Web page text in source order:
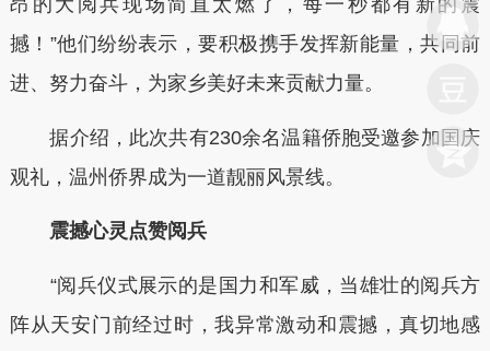
昂的大阅兵现场简直太燃了，每一秒都有新的震
撼！”他们纷纷表示，要积极携手发挥新能量，共同前
进、努力奋斗，为家乡美好未来贡献力量。
据介绍，此次共有230余名温籍侨胞受邀参加国庆
观礼，温州侨界成为一道靓丽风景线。
震撼心灵点赞阅兵
“阅兵仪式展示的是国力和军威，当雄壮的阅兵方
阵从天安门前经过时，我异常激动和震撼，真切地感